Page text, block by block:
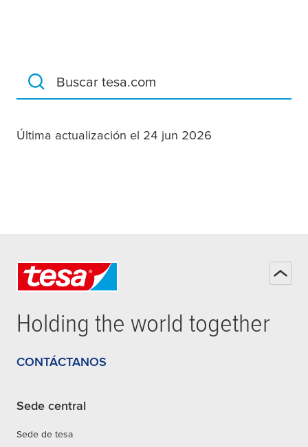
Buscar tesa.com
Última actualización el 24 jun 2026
Holding the world together
CONTÁCTANOS
Sede central
Sede de tesa